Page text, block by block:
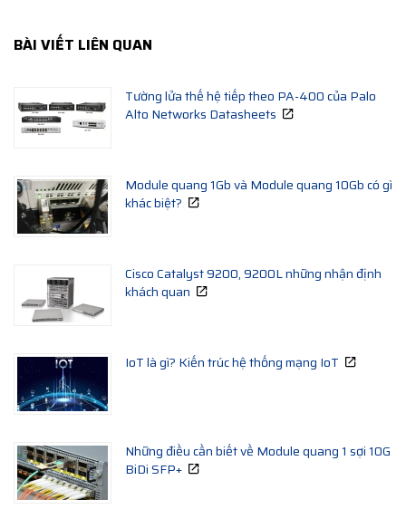
BÀI VIẾT LIÊN QUAN
Tường lửa thế hệ tiếp theo PA-400 của Palo
Alto Networks Datasheets
Module quang 1Gb và Module quang 10Gb có gì
khác biệt?
Cisco Catalyst 9200, 9200L những nhận định
khách quan
IoT là gì? Kiến trúc hệ thống mạng IoT
Những điều cần biết về Module quang 1 sợi 10G
BiDi SFP+